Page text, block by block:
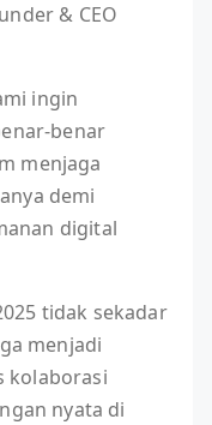
& CEO
ingin
benar
menjaga
demi
digital
tidak sekadar
menjadi
kolaborasi
nyata di